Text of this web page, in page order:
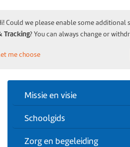
Missie en visie
Schoolgids
Zorg en begeleiding
Could we please enable some additional
Tracking? You can always change or
me choose